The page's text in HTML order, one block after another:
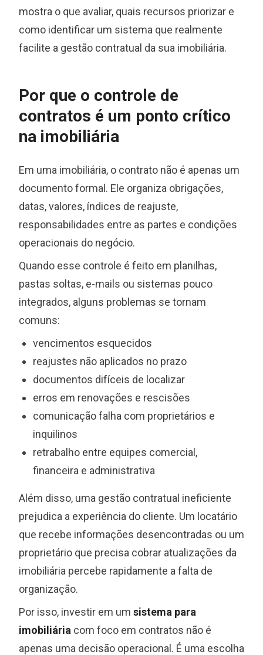
mostra o que avaliar, quais recursos priorizar e
como identificar um sistema que realmente
facilite a gestão contratual da sua imobiliária.
Por que o controle de
contratos é um ponto crítico
na imobiliária
Em uma imobiliária, o contrato não é apenas um
documento formal. Ele organiza obrigações,
datas, valores, índices de reajuste,
responsabilidades entre as partes e condições
operacionais do negócio.
Quando esse controle é feito em planilhas,
pastas soltas, e-mails ou sistemas pouco
integrados, alguns problemas se tornam
comuns:
vencimentos esquecidos
reajustes não aplicados no prazo
documentos difíceis de localizar
erros em renovações e rescisões
comunicação falha com proprietários e
inquilinos
retrabalho entre equipes comercial,
financeira e administrativa
Além disso, uma gestão contratual ineficiente
prejudica a experiência do cliente. Um locatário
que recebe informações desencontradas ou um
proprietário que precisa cobrar atualizações da
imobiliária percebe rapidamente a falta de
organização.
Por isso, investir em um sistema para
imobiliária com foco em contratos não é
apenas uma decisão operacional. É uma escolha